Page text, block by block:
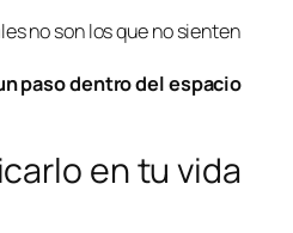
no son los que no sienten
paso dentro del espacio
en tu vida